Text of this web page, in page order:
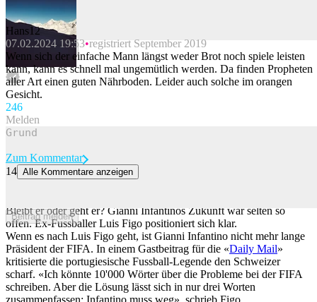
Beitrag melden
Hans12
07.02.2024 19:53 registriert September 2019
Wenn sich der einfache Mann längst weder Brot noch spiele leisten
kann, kann es schnell mal ungemütlich werden. Da finden Propheten
aller Art einen guten Nährboden. Leider auch solche im orangen
Gesicht.
246
Melden
Beitrag melden
Zum Kommentar
14 Alle Kommentare anzeigen
Bleibt er oder geht er? Gianni Infantinos Zukunft war selten so
offen. Ex-Fussballer Luis Figo positioniert sich klar.
Wenn es nach Luis Figo geht, ist Gianni Infantino nicht mehr lange
Präsident der FIFA. In einem Gastbeitrag für die «Daily Mail»
kritisierte die portugiesische Fussball-Legende den Schweizer
scharf. «Ich könnte 10'000 Wörter über die Probleme bei der FIFA
schreiben. Aber die Lösung lässt sich in nur drei Worten
zusammenfassen: Infantino muss weg», schrieb Figo.